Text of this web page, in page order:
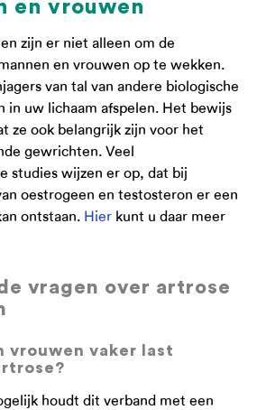
en vrouwen
zijn er niet alleen om de
en vrouwen op te wekken.
van tal van andere biologische
in uw lichaam afspelen. Het bewijs
ze ook belangrijk zijn voor het
gewrichten. Veel
studies wijzen er op, dat bij
oestrogeen en testosteron er een
ontstaan. Hier kunt u daar meer
vragen over artrose
vrouwen vaker last
houdt dit verband met een